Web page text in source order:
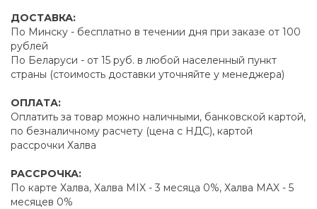
ДОСТАВКА:
По Минску - бесплатно в течении дня при заказе от 100
рублей
По Беларуси - от 15 руб. в любой населенный пункт
страны (стоимость доставки уточняйте у менеджера)
ОПЛАТА:
Оплатить за товар можно наличными, банковской картой,
по безналичному расчету (цена с НДС), картой
рассрочки Халва
РАССРОЧКА:
По карте Халва, Халва MIX - 3 месяца 0%, Халва MAX - 5
месяцев 0%